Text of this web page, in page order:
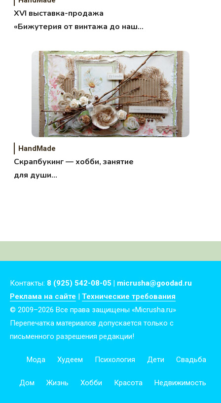
XVI выставка-продажа
«Бижутерия от винтажа до наших
HandMade
Скрапбукинг — хобби, занятие
для души…
Контакты: 8 (925) 542-08-05 | micrusha@goodad.ru
Реклама на сайте | Технические требования
© 2009–2026 Все права защищены «Micrusha.ru»
Перепечатка материалов допускается только с
письменного разрешения редакции!
Мода Худеем Психология Дети Свадьба
Дом Жизнь Хобби Красота Недвижимость